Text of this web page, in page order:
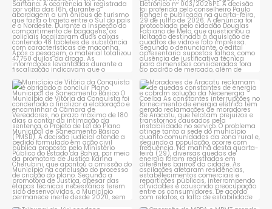
Município de Vitória da
Conquista é obrigado a...
1 0
Moradores de Aracatu
reclamam de quedas
constantes ...
1 0